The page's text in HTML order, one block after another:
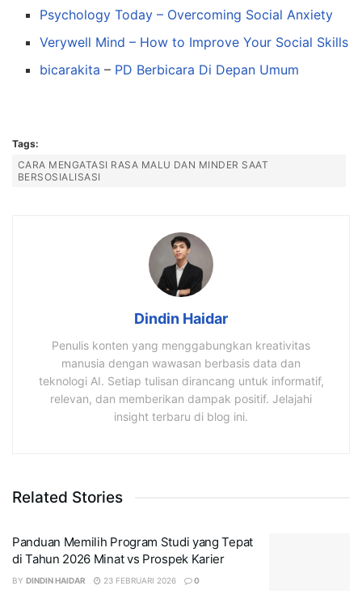
Psychology Today – Overcoming Social Anxiety
Verywell Mind – How to Improve Your Social Skills
bicarakita – PD Berbicara Di Depan Umum
Tags:
CARA MENGATASI RASA MALU DAN MINDER SAAT
BERSOSIALISASI
Dindin Haidar
Penulis konten yang menggabungkan kreativitas
manusia dengan wawasan berbasis data dan
teknologi AI. Setiap tulisan dirancang untuk informatif,
relevan, dan memberikan dampak positif. Jelajahi
insight terbaru di blog ini.
Related Stories
Panduan Memilih Program Studi yang Tepat
di Tahun 2026 Minat vs Prospek Karier
BY DINDIN HAIDAR 23 FEBRUARI 2026 0